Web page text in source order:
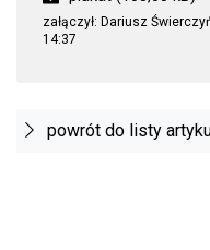
załączył: Dariusz
14:37
powrót do listy